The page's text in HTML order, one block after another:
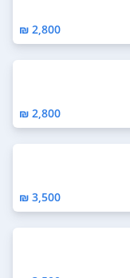
2,800 ₪
2,800 ₪
3,500 ₪